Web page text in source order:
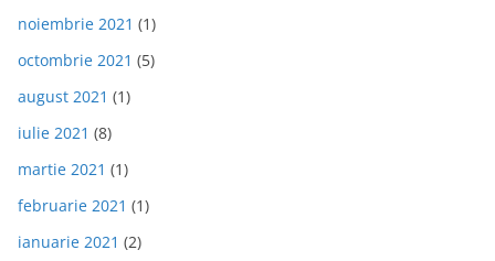
noiembrie 2021 (1)
octombrie 2021 (5)
august 2021 (1)
iulie 2021 (8)
martie 2021 (1)
februarie 2021 (1)
ianuarie 2021 (2)